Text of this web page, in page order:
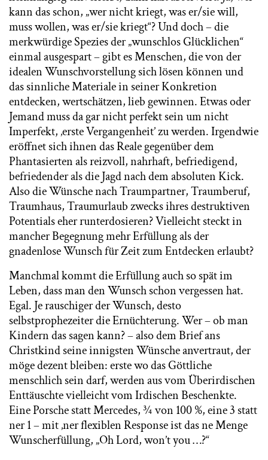
kann das schon, „wer nicht kriegt, was er/sie will,
muss wollen, was er/sie kriegt“? Und doch – die
merkwürdige Spezies der „wunschlos Glücklichen“
einmal ausgespart – gibt es Menschen, die von der
idealen Wunschvorstellung sich lösen können und
das sinnliche Materiale in seiner Konkretion
entdecken, wertschätzen, lieb gewinnen. Etwas oder
Jemand muss da gar nicht perfekt sein um nicht
Imperfekt, ‚erste Vergangenheit’ zu werden. Irgendwie
eröffnet sich ihnen das Reale gegenüber dem
Phantasierten als reizvoll, nahrhaft, befriedigend,
befriedender als die Jagd nach dem absoluten Kick.
Also die Wünsche nach Traumpartner, Traumberuf,
Traumhaus, Traumurlaub zwecks ihres destruktiven
Potentials eher runterdosieren? Vielleicht steckt in
mancher Begegnung mehr Erfüllung als der
gnadenlose Wunsch für Zeit zum Entdecken erlaubt?
Manchmal kommt die Erfüllung auch so spät im
Leben, dass man den Wunsch schon vergessen hat.
Egal. Je rauschiger der Wunsch, desto
selbstprophezeiter die Ernüchterung. Wer – ob man
Kindern das sagen kann? – also dem Brief ans
Christkind seine innigsten Wünsche anvertraut, der
möge dezent bleiben: erste wo das Göttliche
menschlich sein darf, werden aus vom Überirdischen
Enttäuschte vielleicht vom Irdischen Beschenkte.
Eine Porsche statt Mercedes, ¾ von 100 %, eine 3 statt
ner 1 – mit ‚ner flexiblen Response ist das ne Menge
Wunscherfüllung, „Oh Lord, won’t you …?“